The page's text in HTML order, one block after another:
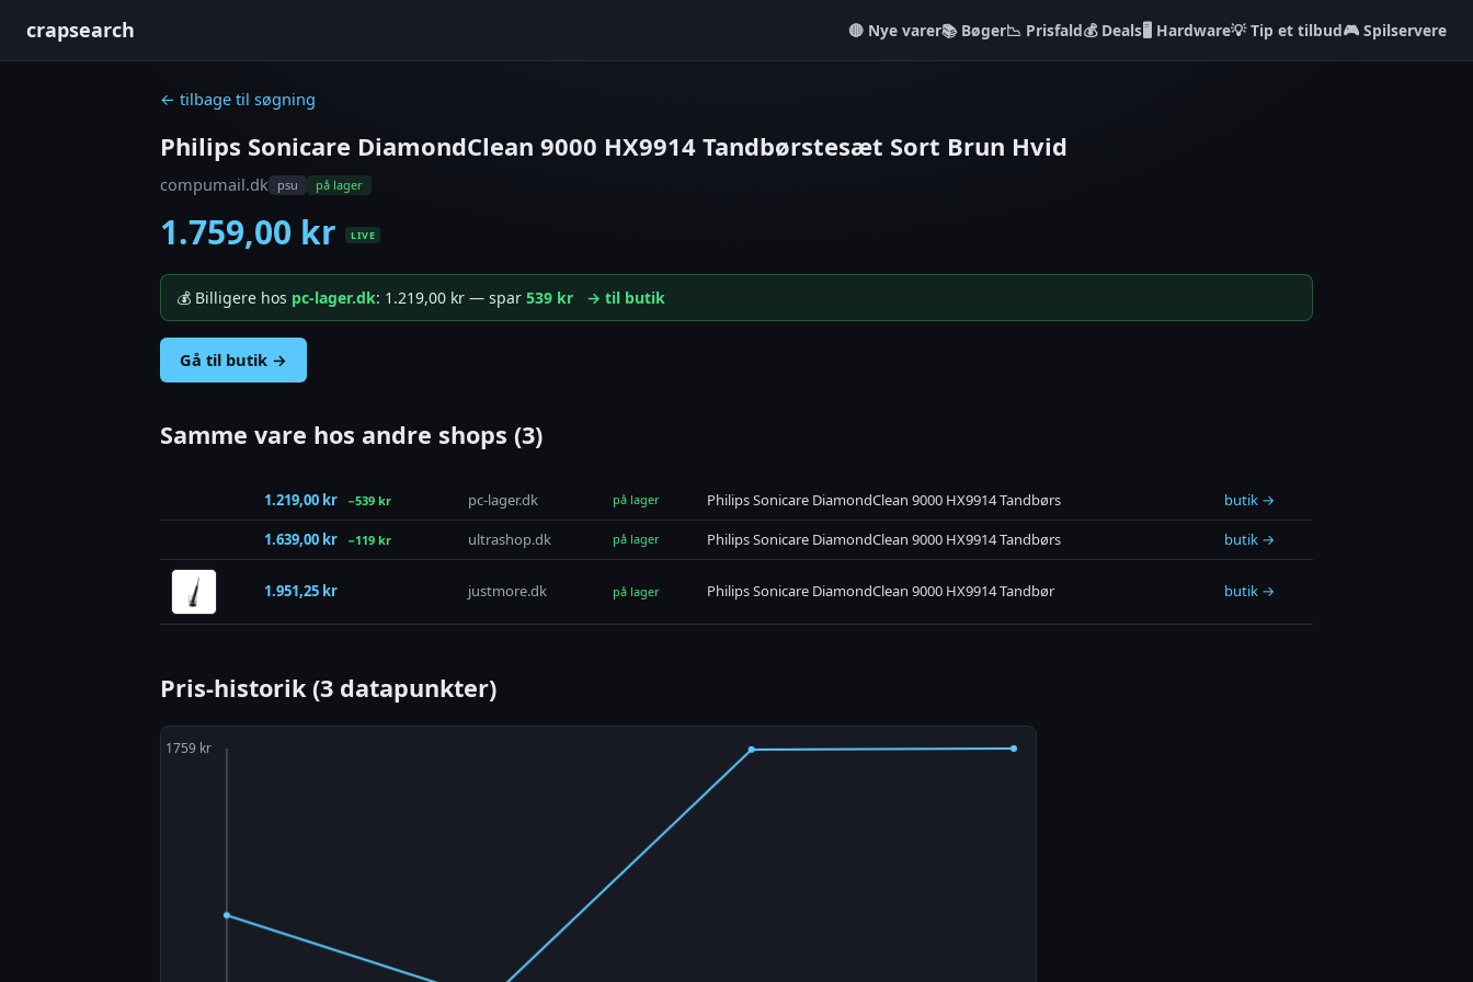
crapsearch Nye varer📚 Bøger📉 Prisfald💰 Deals🖥️ Hardware💡 Tip et tilbud🎮 Spilservere
← tilbage til søgning
Philips Sonicare DiamondClean 9000 HX9914 Tandbørstesæt Sort Brun Hvid
compumail.dk psu på lager
1.759,00 kr LIVE
💰 Billigere hos pc-lager.dk: 1.219,00 kr — spar 539 kr → til butik
Gå til butik →
Samme vare hos andre shops (3)
1.219,00 kr −539 kr pc-lager.dk på lager Philips Sonicare DiamondClean 9000 HX9914 Tandbørs
butik →
1.639,00 kr
−119 kr ultrashop.dk på lager Philips Sonicare DiamondClean 9000 HX9914 Tandbørs butik →
1.951,25 kr justmore.dk på lager Philips Sonicare DiamondClean 9000 HX9914 Tandbør butik →
Pris-historik (3 datapunkter)